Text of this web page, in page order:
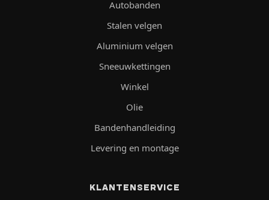
Autobanden
Stalen velgen
Aluminium velgen
Sneeuwkettingen
Winkel
Olie
Bandenhandleiding
Levering en montage
KLANTENSERVICE